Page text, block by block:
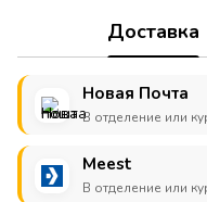
Доставка
Новая Почта
В отделение или
Meest
В отделение или